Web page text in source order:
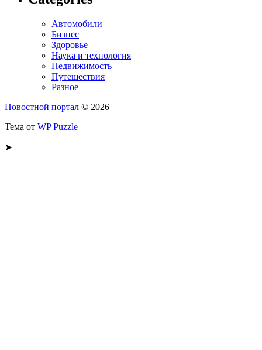
Автомобили
Бизнес
Здоровье
Наука и технология
Недвижимость
Путешествия
Разное
Новостной портал © 2026
Тема от WP Puzzle
➤